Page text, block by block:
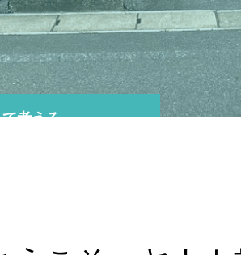
考える 十
してい